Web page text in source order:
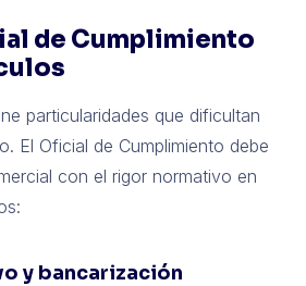
de Cumplimiento
particularidades que dificultan
El Oficial de Cumplimiento debe
con el rigor normativo en
y bancarización